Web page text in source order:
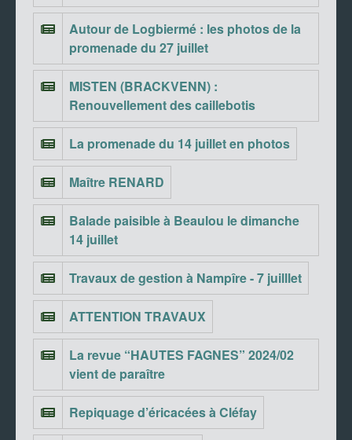
Autour de Logbiermé : les photos de la
promenade du 27 juillet
MISTEN (BRACKVENN) :
Renouvellement des caillebotis
La promenade du 14 juillet en photos
Maître RENARD
Balade paisible à Beaulou le dimanche
14 juillet
Travaux de gestion à Nampîre - 7 juilllet
ATTENTION TRAVAUX
La revue “HAUTES FAGNES” 2024/02
vient de paraître
Repiquage d’éricacées à Cléfay